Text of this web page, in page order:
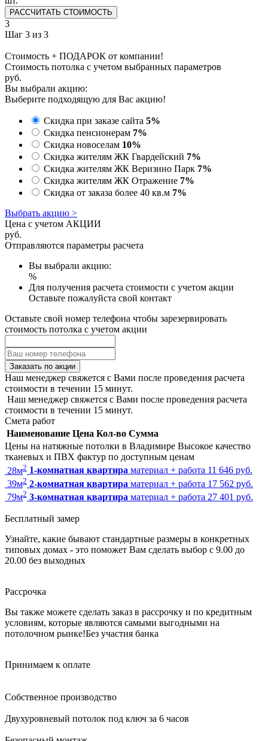
РАССЧИТАТЬ СТОИМОСТЬ
3
Шаг 3 из 3
Стоимость + ПОДАРОК от компании!
Стоимость потолка с учетом выбранных параметров
руб.
Вы выбрали акцию:
Выберите подходящую для Вас акцию!
Скидка при заказе сайта 5%
Скидка пенсионерам 7%
Скидка новоселам 10%
Скидка жителям ЖК Гвардейский 7%
Скидка жителям ЖК Веризино Парк 7%
Скидка жителям ЖК Отражение 7%
Скидка от заказа более 40 кв.м 7%
Выбрать акцию >
Цена с учетом АКЦИИ
руб.
Отправляются параметры расчета
Вы выбрали акцию:
%
Для получения расчета стоимости с учетом акции
Оставьте пожалуйста свой контакт
Оставьте свой номер телефона чтобы зарезервировать
стоимость потолка с учетом акции
Заказать по акции
Наш менеджер свяжется с Вами после проведения расчета
стоимости в течении 15 минут.
Наш менеджер свяжется с Вами после проведения расчета
стоимости в течении 15 минут.
Смета работ
Наименование Цена Кол-во Сумма
Цены на натяжные потолки в Владимире Высокое качество
тканевых и ПВХ фактур по доступным ценам
28м2 1-комнатная квартира материал + работа 11 646 руб.
39м2 2-комнатная квартира материал + работа 17 562 руб.
79м2 3-комнатная квартира материал + работа 27 401 руб.
Бесплатный замер
Узнайте, какие бывают стандартные размеры в конкретных
типовых домах - это поможет Вам сделать выбор с 9.00 до
20.00 без выходных
Рассрочка
Вы также можете сделать заказ в рассрочку и по кредитным
условиям, которые являются самыми выгодными на
потолочном рынке!Без участия банка
Принимаем к оплате
Собственное производство
Двухуровневый потолок под ключ за 6 часов